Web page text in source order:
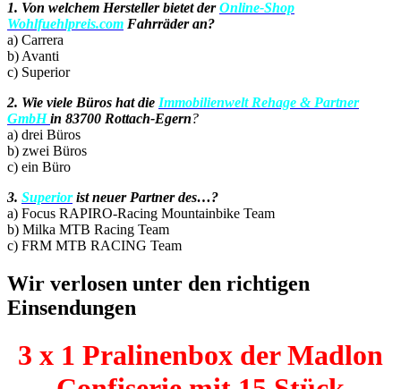
1. Von welchem Hersteller bietet derOnline-Shop
Wohlfuehlpreis.com Fahrräder an?
a) Carrera
b) Avanti
c) Superior
2. Wie viele Büros hat die Immobilienwelt Rehage & Partner
GmbHin 83700 Rottach-Egern?
a) drei Büros
b) zwei Büros
c) ein Büro
3. Superiorist neuer Partner des…?
a) Focus RAPIRO-Racing Mountainbike Team
b) Milka MTB Racing Team
c) FRM MTB RACING Team
Wir verlosen unter den richtigen
Einsendungen
3 x 1 Pralinenbox der Madlon